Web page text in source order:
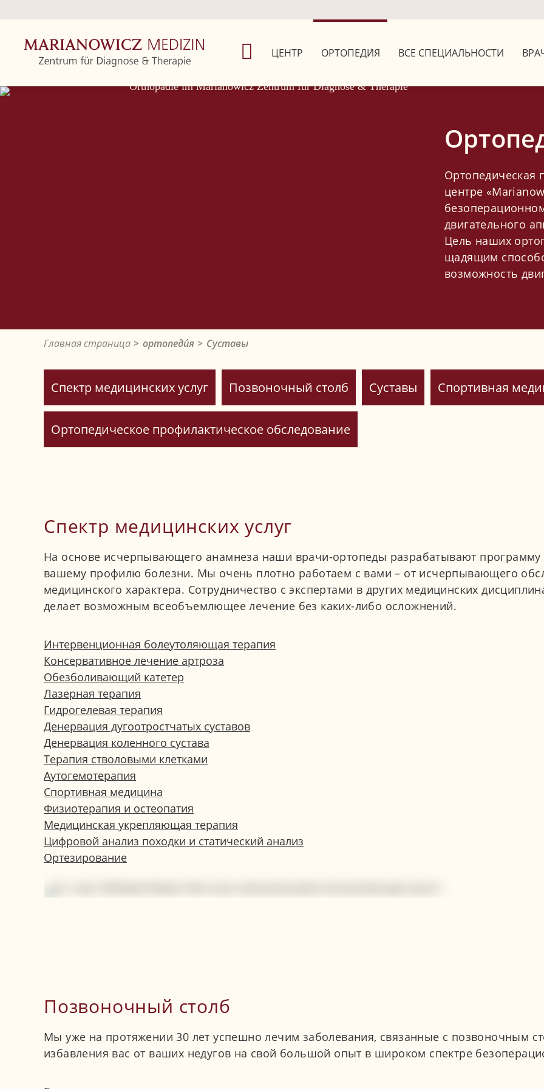
ЦЕНТР ОРТОПЕДИ́Я ВСЕ СПЕЦИАЛЬНОСТИ
Ортопедическая
центре
двигательного
Цель наших
щадящим
возможность
Главная страница ортопеди́я Суставы
Спектр медицинских услуг Позвоночный столб Суставы Спортивная
Ортопедическое профилактическое обследование
Спектр медицинских услуг
На основе исчерпывающего анамнеза наши врачи-ортопеды разрабатывают программу
вашему профилю болезни. Мы очень плотно работаем с вами – от исчерпывающего
медицинского характера. Сотрудничество с экспертами в других медицинских
делает возможным всеобъемлющее лечение без каких-либо осложнений.
Интервенционная болеутоляющая терапия
Консервативное лечение артроза
Обезболивающий катетер
Лазерная терапия
Гидрогелевая терапия
Денервация дугоотростчатых суставов
Денервация коленного сустава
Терапия стволовыми клетками
Аутогемотерапия
Спортивная медицина
Физиотерапия и остеопатия
Медицинская укрепляющая терапия
Цифровой анализ походки и статический анализ
Ортезирование
Позвоночный столб
Мы уже на протяжении 30 лет успешно лечим заболевания, связанные с позвоночным
избавления вас от ваших недугов на свой большой опыт в широком спектре